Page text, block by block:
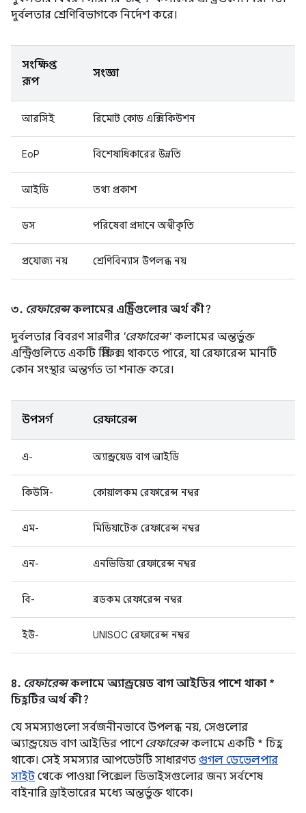
দুর্বলতার শ্রেণিবিভাগকে নির্দেশ করে।
সংক্ষিপ্ত
রূপ
সংজ্ঞা
আরসিই রিমোট কোড এক্সিকিউশন
EoP বিশেষাধিকারের উন্নতি
আইডি তথ্য প্রকাশ
ডস পরিষেবা প্রদানে অস্বীকৃতি
প্রযোজ্য নয় শ্রেণিবিন্যাস উপলব্ধ নয়
৩. রেফারেন্সকলামের এন্ট্রিগুলোর অর্থ কী?
দুর্বলতার বিবরণ সারণীর 'রেফারেন্স' কলামের অন্তর্ভুক্ত
এন্ট্রিগুলিতে একটি প্রিফিক্স থাকতে পারে, যা রেফারেন্স মানটি
কোন সংস্থার অন্তর্গত তা শনাক্ত করে।
উপসর্গ রেফারেন্স
এ- অ্যান্ড্রয়েড বাগ আইডি
কিউসি- কোয়ালকম রেফারেন্স নম্বর
এম- মিডিয়াটেক রেফারেন্স নম্বর
এন- এনভিডিয়া রেফারেন্স নম্বর
বি- ব্রডকম রেফারেন্স নম্বর
ইউ- UNISOC রেফারেন্স নম্বর
৪. রেফারেন্সকলামে অ্যান্ড্রয়েড বাগ আইডির পাশে থাকা *
চিহ্নটির অর্থ কী?
যে সমস্যাগুলো সর্বজনীনভাবে উপলব্ধ নয়, সেগুলোর
অ্যান্ড্রয়েড বাগ আইডির পাশে রেফারেন্সকলামে একটি * চিহ্ন
থাকে। সেই সমস্যার আপডেটটি সাধারণত গুগল ডেভেলপার
সাইট থেকে পাওয়া পিক্সেল ডিভাইসগুলোর জন্য সর্বশেষ
বাইনারি ড্রাইভারের মধ্যে অন্তর্ভুক্ত থাকে।